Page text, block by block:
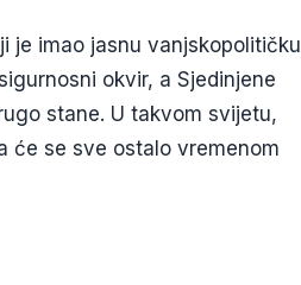
je imao jasnu vanjskopolitičku
okvir, a Sjedinjene
stane. U takvom svijetu,
će se sve ostalo vremenom